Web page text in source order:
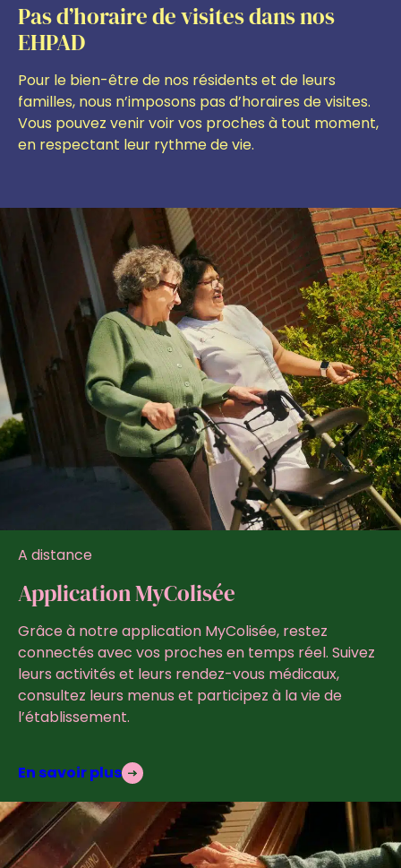
Pas d’horaire de visites dans nos
EHPAD
Pour le bien-être de nos résidents et de leurs
familles, nous n’imposons pas d’horaires de visites.
Vous pouvez venir voir vos proches à tout moment,
en respectant leur rythme de vie.
A distance
Application MyColisée
Grâce à notre application MyColisée, restez
connectés avec vos proches en temps réel. Suivez
leurs activités et leurs rendez-vous médicaux,
consultez leurs menus et participez à la vie de
l’établissement.
En savoir plus